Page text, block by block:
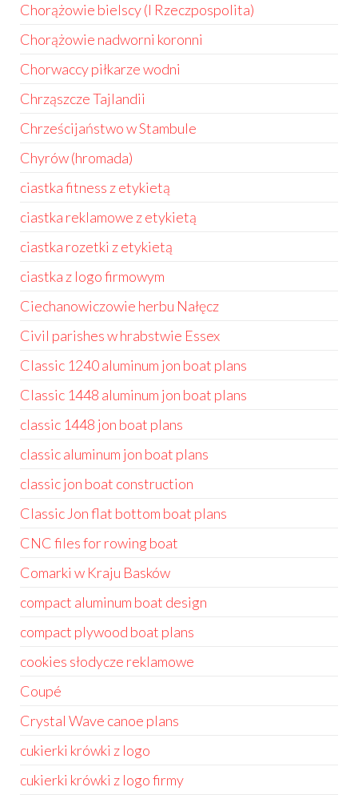
Chorążowie bielscy (I Rzeczpospolita)
Chorążowie nadworni koronni
Chorwaccy piłkarze wodni
Chrząszcze Tajlandii
Chrześcijaństwo w Stambule
Chyrów (hromada)
ciastka fitness z etykietą
ciastka reklamowe z etykietą
ciastka rozetki z etykietą
ciastka z logo firmowym
Ciechanowiczowie herbu Nałęcz
Civil parishes w hrabstwie Essex
Classic 1240 aluminum jon boat plans
Classic 1448 aluminum jon boat plans
classic 1448 jon boat plans
classic aluminum jon boat plans
classic jon boat construction
Classic Jon flat bottom boat plans
CNC files for rowing boat
Comarki w Kraju Basków
compact aluminum boat design
compact plywood boat plans
cookies słodycze reklamowe
Coupé
Crystal Wave canoe plans
cukierki krówki z logo
cukierki krówki z logo firmy